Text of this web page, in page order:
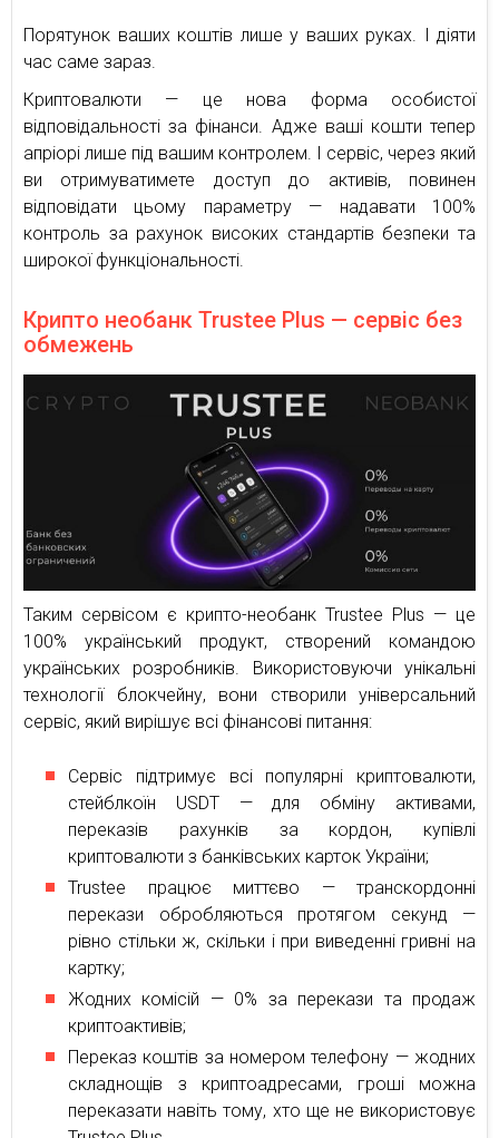
Порятунок ваших коштів лише у ваших руках. І діяти
час саме зараз.
Криптовалюти — це нова форма особистої
відповідальності за фінанси. Адже ваші кошти тепер
апріорі лише під вашим контролем. І сервіс, через який
ви отримуватимете доступ до активів, повинен
відповідати цьому параметру — надавати 100%
контроль за рахунок високих стандартів безпеки та
широкої функціональності.
Крипто необанк Trustee Plus — сервіс без
обмежень
Таким сервісом є крипто-необанк Trustee Plus — це
100% український продукт, створений командою
українських розробників. Використовуючи унікальні
технології блокчейну, вони створили універсальний
сервіс, який вирішує всі фінансові питання:
Сервіс підтримує всі популярні криптовалюти,
стейблкоїн USDT — для обміну активами,
переказів рахунків за кордон, купівлі
криптовалюти з банківських карток України;
Trustee працює миттєво — транскордонні
перекази обробляються протягом секунд —
рівно стільки ж, скільки і при виведенні гривні на
картку;
Жодних комісій — 0% за перекази та продаж
криптоактивів;
Переказ коштів за номером телефону — жодних
складнощів з криптоадресами, гроші можна
переказати навіть тому, хто ще не використовує